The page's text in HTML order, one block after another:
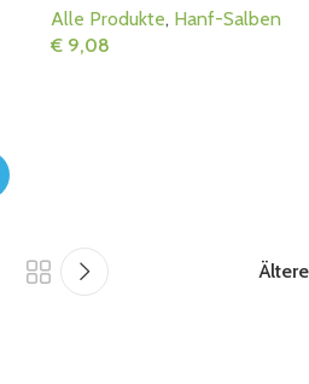
Alle Produkte, Hanf-Salben
€ 9,08
Ältere